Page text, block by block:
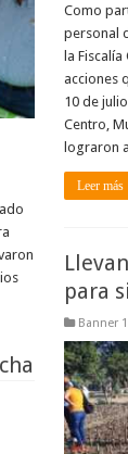
Como
personal
la
acciones
10 de
Centro,
lograron
Leer más
para
Banner 1